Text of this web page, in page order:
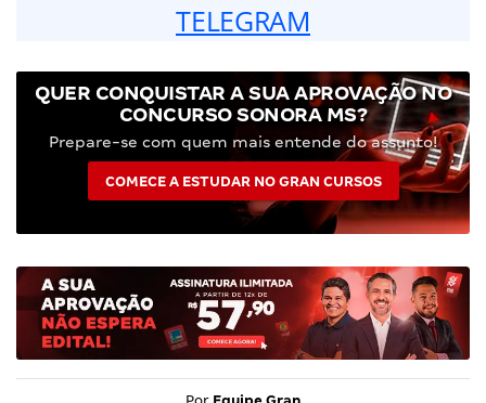
TELEGRAM
QUER CONQUISTAR A SUA APROVAÇÃO NO
CONCURSO SONORA MS?
Prepare-se com quem mais entende do assunto!
COMECE A ESTUDAR NO GRAN CURSOS